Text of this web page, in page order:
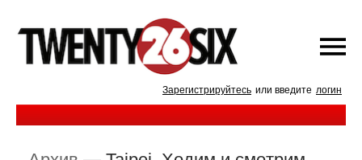
Зарегистрируйтесь или введите логин